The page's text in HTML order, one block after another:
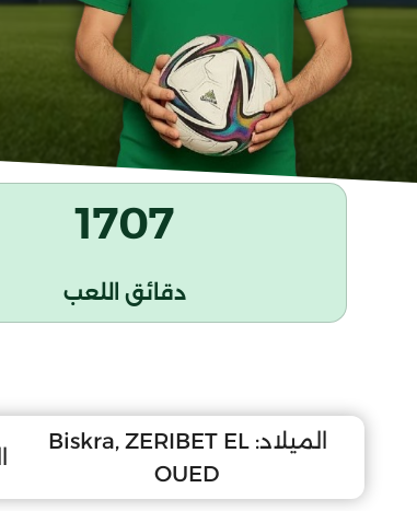
1707
دقائق اللعب
الميلاد: Biskra, ZERIBET EL
OUED